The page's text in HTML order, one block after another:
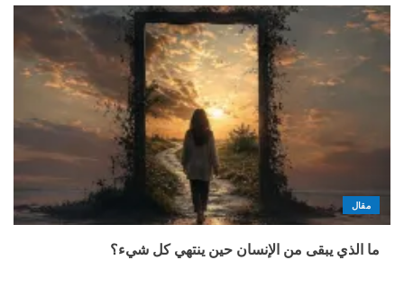
مقال
ما الذي يبقى من الإنسان حين ينتهي كل شيء؟